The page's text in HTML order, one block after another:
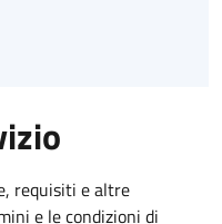
requisiti e altre
e le condizioni di